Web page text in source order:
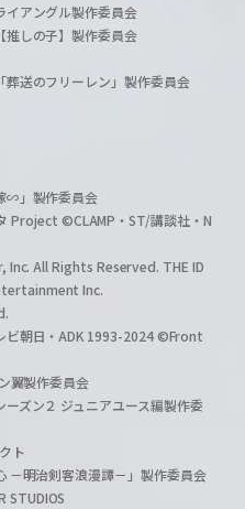
アングル製作委員会
しの子】製作委員会
送のフリーレン」製作委員会
∽」製作委員会
Project ©CLAMP・ST/講談社・N
Inc. All Rights Reserved. THE ID
Inc.
ビ朝日・ADK 1993-2024 ©Front
翼製作委員会
ズン２ ジュニアユース編製作委
ト
明治剣客浪漫譚－」製作委員会
STUDIOS